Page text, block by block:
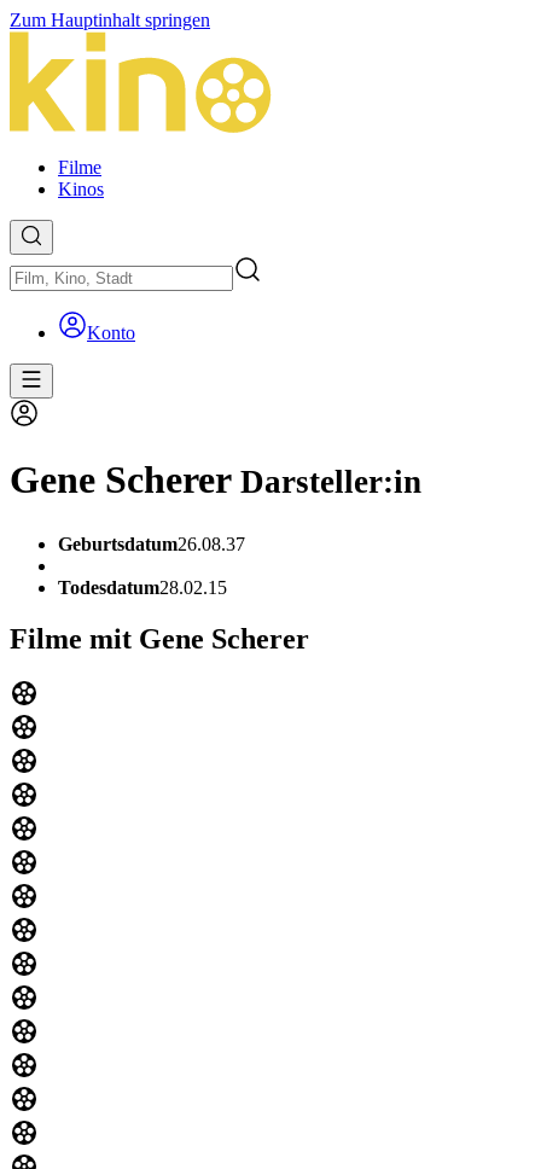
Zum Hauptinhalt springen
Filme
Kinos
Konto
Gene Scherer Darsteller:in
Geburtsdatum26.08.37
Todesdatum28.02.15
Filme mit Gene Scherer